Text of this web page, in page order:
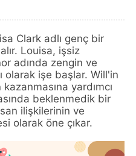
Clark adlı genç bir
Louisa, işsiz
adında zengin ve
olarak işe başlar. Will'in
yardımcı
beklenmedik bir
ilişkilerinin ve
olarak öne çıkar.